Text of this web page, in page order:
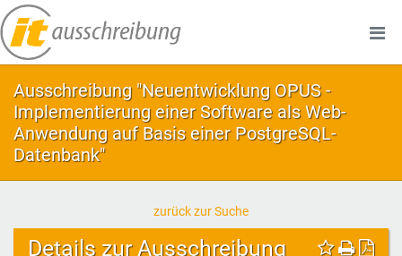
Ausschreibung "Neuentwicklung OPUS -
Implementierung einer Software als Web-
Anwendung auf Basis einer PostgreSQL-
Datenbank"
zurück zur Suche
Details zur Ausschreibung